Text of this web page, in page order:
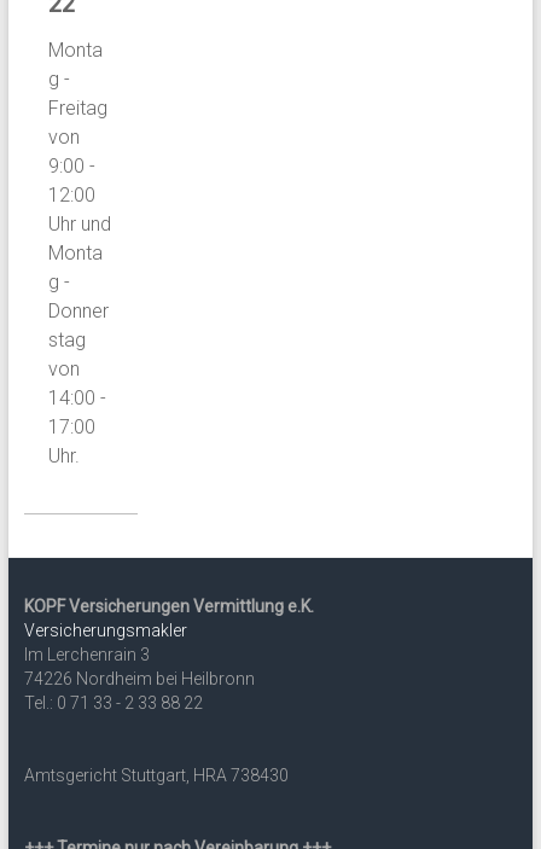
Monta
g -
Freitag
von
9:00 -
12:00
Uhr und
Monta
g -
Donner
stag
von
14:00 -
17:00
Uhr.
KOPF Versicherungen Vermittlung e.K.
Versicherungsmakler
Im Lerchenrain 3
74226 Nordheim bei Heilbronn
Tel.: 0 71 33 - 2 33 88 22
Amtsgericht Stuttgart, HRA 738430